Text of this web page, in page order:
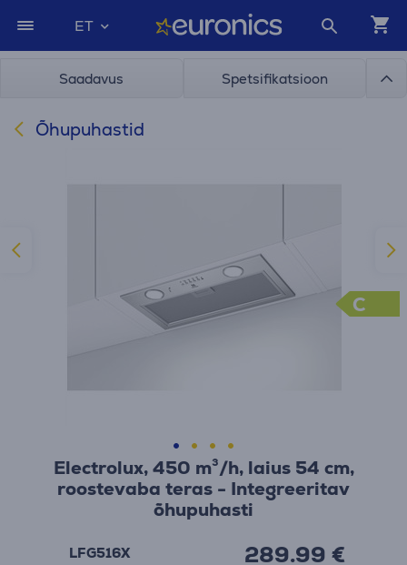
ET
Saadavus Spetsifikatsioon
Õhupuhastid
Electrolux, 450 m³/h, laius 54 cm,
roostevaba teras - Integreeritav
õhupuhasti
LFG516X
289.99 €
C